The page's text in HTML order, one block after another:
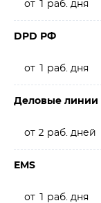
от 1 раб. дня
DPD РФ
от 1 раб. дня
Деловые линии
от 2 раб. дней
EMS
от 1 раб. дня